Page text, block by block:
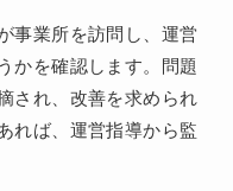
事業所を訪問し、運営
かを確認します。問題
され、改善を求められ
れば、運営指導から監